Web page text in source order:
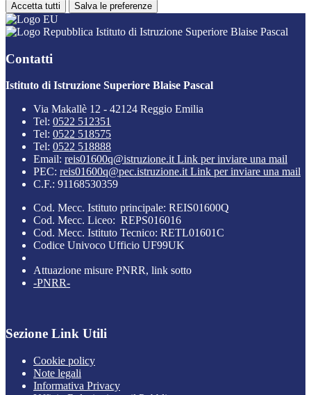
Accetta tutti Salva le preferenze
Istituto di Istruzione Superiore Blaise Pascal
Contatti
Istituto di Istruzione Superiore Blaise Pascal
Via Makallè 12 - 42124 Reggio Emilia
Tel: 0522 512351
Tel: 0522 518575
Tel: 0522 518888
Email: reis01600q@istruzione.itLink per inviare una mail
PEC: reis01600q@pec.istruzione.itLink per inviare una mail
C.F.: 91168530359
Cod. Mecc. Istituto principale: REIS01600Q
Cod. Mecc. Liceo: REPS016016
Cod. Mecc. Istituto Tecnico: RETL01601C
Codice Univoco Ufficio UF99UK
Attuazione misure PNRR, link sotto
-PNRR-
Sezione Link Utili
Cookie policy
Note legali
Informativa Privacy